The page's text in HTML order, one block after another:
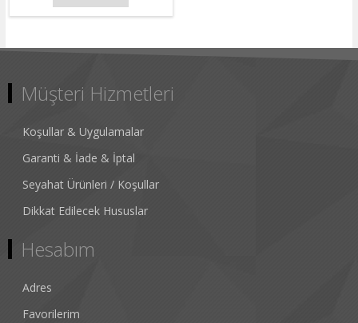
Müşteri Hizmetleri
Koşullar & Uygulamalar
Garanti & İade & İptal
Seyahat Ürünleri / Koşullar
Dikkat Edilecek Hususlar
Hesabım
Adres
Favorilerim